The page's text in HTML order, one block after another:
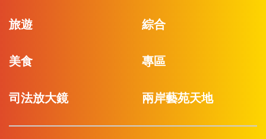
旅遊 綜合
美食 專區
司法放大鏡 兩岸藝苑天地